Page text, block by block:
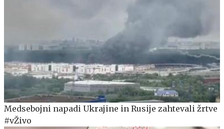
Medsebojni napadi Ukrajine in Rusije zahtevali žrtve
#vŽivo